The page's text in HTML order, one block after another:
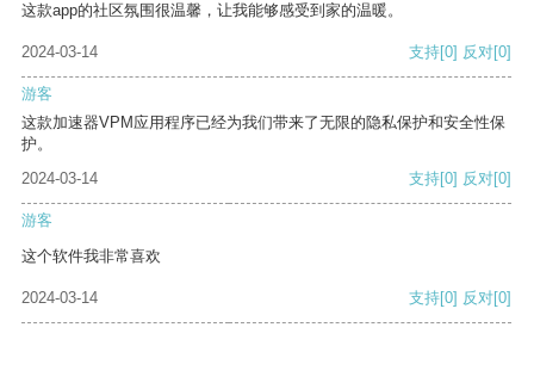
这款app的社区氛围很温馨，让我能够感受到家的温暖。
2024-03-14 支持[0] 反对[0]
游客
这款加速器VPM应用程序已经为我们带来了无限的隐私保护和安全性保
护。
2024-03-14
支持[0] 反对[0]
游客
这个软件我非常喜欢
2024-03-14 支持[0] 反对[0]